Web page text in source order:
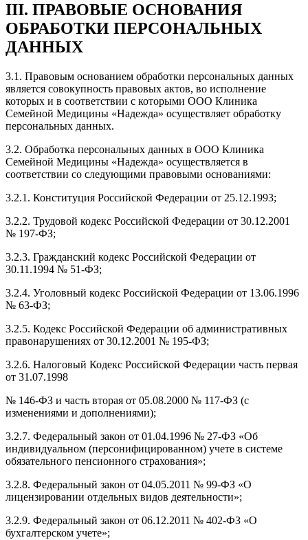
III. ПРАВОВЫЕ ОСНОВАНИЯ
ОБРАБОТКИ ПЕРСОНАЛЬНЫХ
ДАННЫХ
3.1. Правовым основанием обработки персональных данных
является совокупность правовых актов, во исполнение
которых и в соответствии с которыми ООО Клиника
Семейной Медицины «Надежда» осуществляет обработку
персональных данных.
3.2. Обработка персональных данных в ООО Клиника
Семейной Медицины «Надежда» осуществляется в
соответствии со следующими правовыми основаниями:
3.2.1. Конституция Российской Федерации от 25.12.1993;
3.2.2. Трудовой кодекс Российской Федерации от 30.12.2001
№ 197-ФЗ;
3.2.3. Гражданский кодекс Российской Федерации от
30.11.1994 № 51-ФЗ;
3.2.4. Уголовный кодекс Российской Федерации от 13.06.1996
№ 63-ФЗ;
3.2.5. Кодекс Российской Федерации об административных
правонарушениях от 30.12.2001 № 195-ФЗ;
3.2.6. Налоговый Кодекс Российской Федерации часть первая
от 31.07.1998
№ 146-ФЗ и часть вторая от 05.08.2000 № 117-ФЗ (с
изменениями и дополнениями);
3.2.7. Федеральный закон от 01.04.1996 № 27-ФЗ «Об
индивидуальном (персонифицированном) учете в системе
обязательного пенсионного страхования»;
3.2.8. Федеральный закон от 04.05.2011 № 99-ФЗ «О
лицензировании отдельных видов деятельности»;
3.2.9. Федеральный закон от 06.12.2011 № 402-ФЗ «О
бухгалтерском учете»;